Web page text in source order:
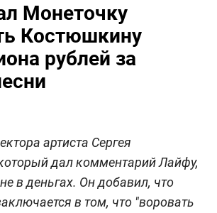
Монеточку
Костюшкину
рублей за
артиста Сергея
дал комментарий Лайфу,
в деньгах. Он добавил, что
в том, что "воровать